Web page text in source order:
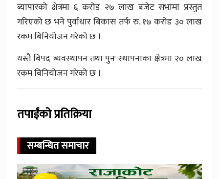
ब्यापारको क्षेत्रमा ६ करोड २७ लाख बजेट सभामा प्रस्तुत
गरिएको छ भने पुर्वाधार बिकास तर्फ रु. १७ करोड ३० लाख
रकम बिनियोजन गरेको छ ।
यस्तै बिपद ब्यवस्थापन तथा पुनः स्थापनाका क्षेत्रमा २० लाख
रकम बिनियोजन गरेको छ ।
तपाईंको प्रतिक्रिया
सम्बन्धित समाचार